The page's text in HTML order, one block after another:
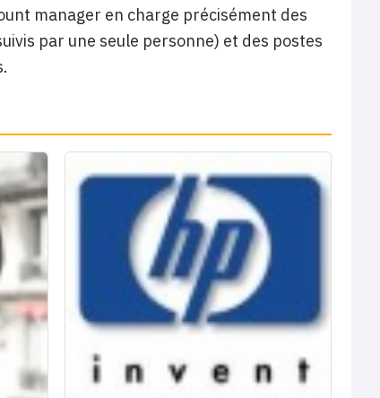
manager en charge précisément des
par une seule personne) et des postes